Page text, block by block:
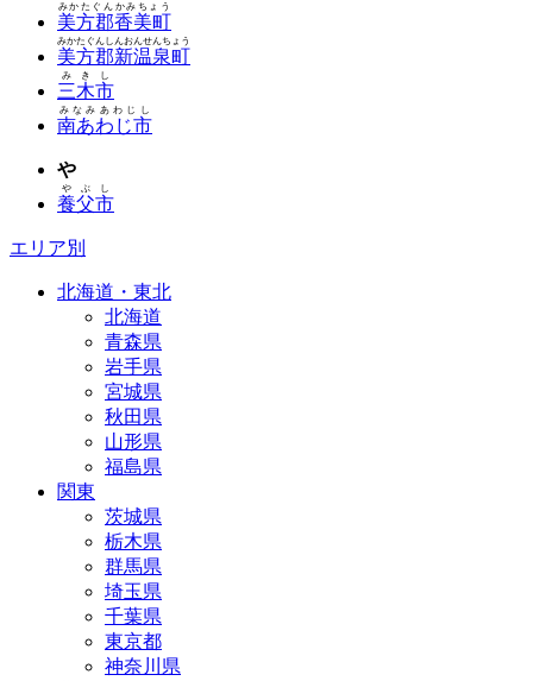
美方郡香美町
みかたぐんかみちょう
美方郡新温泉町
みかたぐんしんおんせんちょう
三木市
みきし
南あわじ市
みなみあわじし
や
養父市
やぶし
エリア別
北海道・東北
北海道
青森県
岩手県
宮城県
秋田県
山形県
福島県
関東
茨城県
栃木県
群馬県
埼玉県
千葉県
東京都
神奈川県